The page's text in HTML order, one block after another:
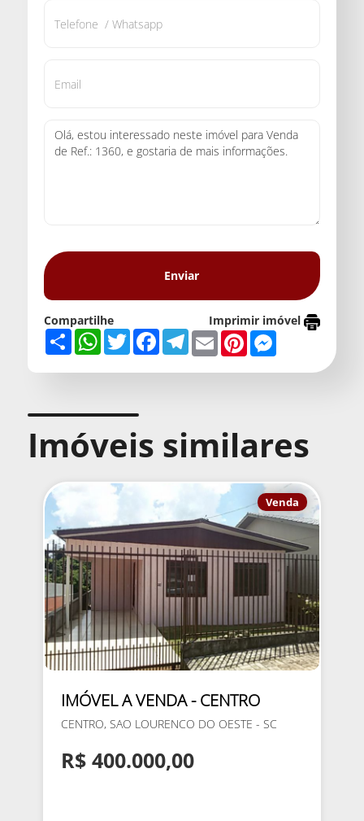
Imprimir imóvel
Compartilhe
ShareWhatsApp
TwitterFacebookTelegram
EmailPinterestMessenger
Imóveis similares
Venda
IMÓVEL A VENDA - CENTRO
CENTRO, SAO LOURENCO DO OESTE - SC
R$ 400.000,00